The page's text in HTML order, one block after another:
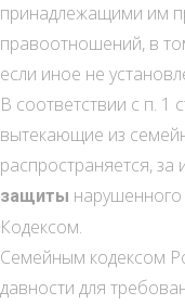
принадлежащими им
правоотношений, в
если иное не
В соответствии с п. 1
вытекающие из
распространяется, за
защиты
Кодексом.
Семейным кодексом
давности для